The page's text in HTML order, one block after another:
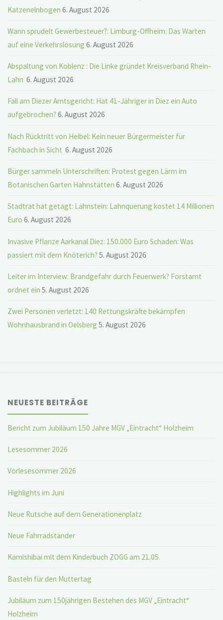
Katzenelnbogen 6. August 2026
Wann sprudelt Gewerbesteuer?: Limburg-Offheim: Das Warten
auf eine Verkehrslösung 6. August 2026
Abspaltung von Koblenz : Die Linke gründet Kreisverband Rhein-
Lahn 6. August 2026
Fall am Diezer Amtsgericht: Hat 41-Jähriger in Diez ein Auto
aufgebrochen? 6. August 2026
Nach Rücktritt von Heibel: Kein neuer Bürgermeister für
Fachbach in Sicht 6. August 2026
Bürger sammeln Unterschriften: Protest gegen Lärm im
Botanischen Garten Hahnstätten 6. August 2026
Stadtrat hat getagt: Lahnstein: Lahnquerung kostet 14 Millionen
Euro 6. August 2026
Invasive Pflanze Aarkanal Diez: 150.000 Euro Schaden: Was
passiert mit dem Knöterich? 5. August 2026
Leiter im Interview: Brandgefahr durch Feuerwerk? Forstamt
ordnet ein 5. August 2026
Zwei Personen verletzt: 140 Rettungskräfte bekämpfen
Wohnhausbrand in Oelsberg 5. August 2026
NEUESTE BEITRÄGE
Bericht zum Jubiläum 150 Jahre MGV „Eintracht“ Holzheim
Lesesommer 2026
Vorlesesommer 2026
Highlights im Juni
Neue Rutsche auf dem Generationenplatz
Neue Fahrradständer
Kamishibai mit dem Kinderbuch ZOGG am 21.05.
Basteln für den Muttertag
Jubiläum zum 150jährigen Bestehen des MGV „Eintracht“
Holzheim